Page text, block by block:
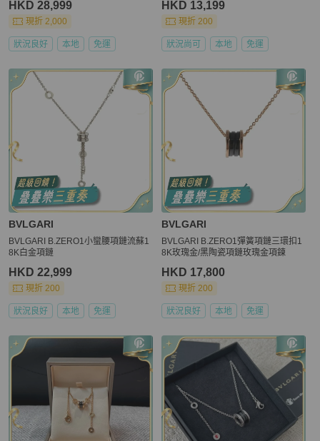
HKD 28,999
現折 2,000
狀況良好 本地 免運
HKD 13,199
現折 200
狀況尚可 本地 免運
BVLGARI
BVLGARI B.ZERO1小蠻腰項鏈流蘇1
8K白金項鏈
HKD 22,999
現折 200
狀況良好 本地 免運
BVLGARI
BVLGARI B.ZERO1彈簧項鏈三環扣1
8K玫瑰金/黑陶瓷項鏈玫瑰金項鍊
HKD 17,800
現折 200
狀況良好 本地 免運